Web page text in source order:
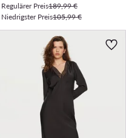
Regulärer Preis189,99 €
Niedrigster Preis105,99 €